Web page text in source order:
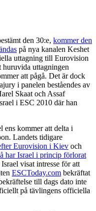
den 30:e, kommer den
på nya kanalen Keshet
uttagning till Eurovision
huruvida uttagningen
att pågå. Det är dock
i panelen beståendes av
Skaat och Assaf
i ESC 2010 där han
ens kommer att delta i
Landets tidigare
Eurovision i Kiev och
har Israel i princip förlorat
visat intresse för att
ESCToday.com bekräftat
till dags dato inte
på tävlingens officiella